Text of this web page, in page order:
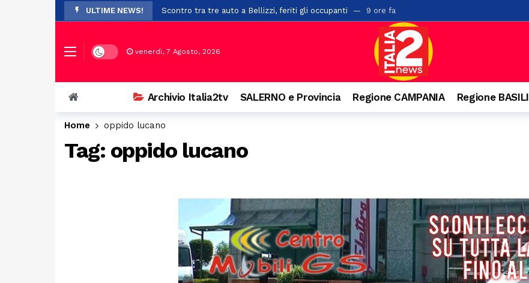
ULTIME NEWS! Scontro tra tre auto a Bellizzi, feriti gli occupanti 9 ore fa
Paura a Polla: bambino in bici investito da un’auto lungo la Ss19 9 ore fa
A Potenza sistema fraduolento per la compravendita di auto usate: imprenditore nei guai
Cadavere trovato nel cortile di un palazzo a Salerno: ipotesi di una caduta mentre voleva salire
Prosegue con successo l’ XI edizione del Premio Terre del Bussento a Sapri 19 ore fa
Scontro a Colliano, grave un ventenne. Incidente anche a Battipaglia
Piaggine rende omaggio al pensiero di Aldo Moro. Successo per l’iniziativa della Banca Monte
Dark mode venerdì, 7 Agosto, 2026
Archivio Italia2tv SALERNO e Provincia Regione CAMPANIA Regione
Home oppido lucano
Tag: oppido lucano